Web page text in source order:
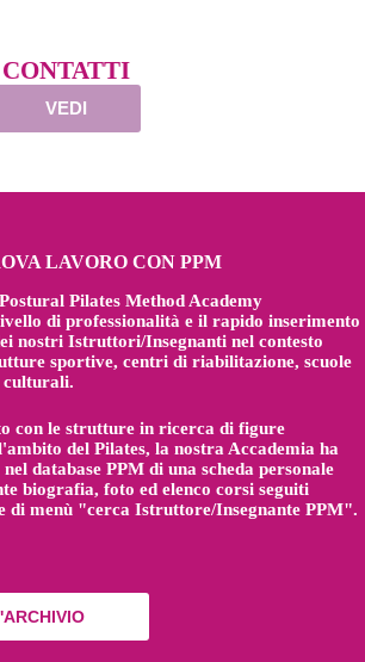
CONTATTI
VEDI
LAVORO CON PPM
Pilates Method Academy
di professionalità e il rapido inserimento
nostri Istruttori/Insegnanti nel contesto
sportive, centri di riabilitazione, scuole
culturali.
con le strutture in ricerca di figure
del Pilates, la nostra Accademia ha
database PPM di una scheda personale
biografia, foto ed elenco corsi seguiti
di menù "cerca Istruttore/Insegnante PPM".